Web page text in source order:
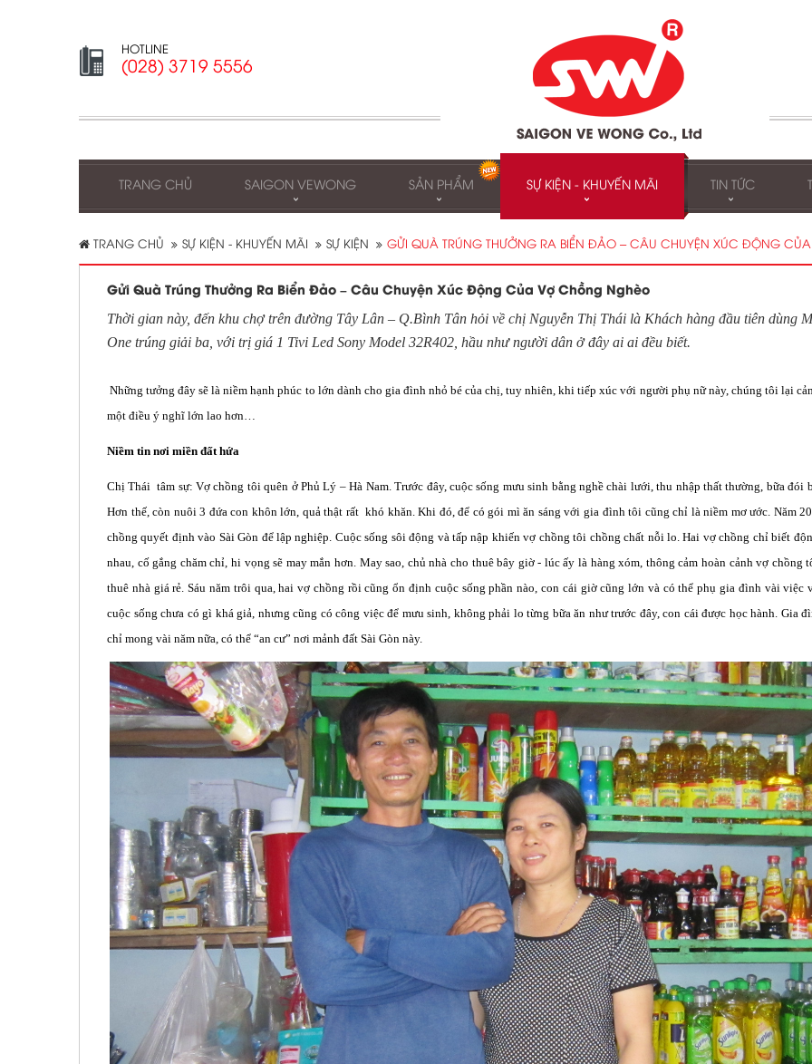
HOTLINE
(028) 3719 5556
TRANG CHỦ SAIGON VEWONG SẢN PHẨM SỰ KIỆN - KHUYẾN MÃI TIN TỨC
TRANG CHỦ SỰ KIỆN - KHUYẾN MÃI SỰ KIỆN GỬI QUÀ TRÚNG THƯỞNG RA BIỂN ĐẢO – CÂU CHUYỆN XÚC ĐỘNG
Gửi Quà Trúng Thưởng Ra Biển Đảo – Câu Chuyện Xúc Động Của Vợ Chồng Nghèo
Thời gian này, đến khu chợ trên đường Tây Lân – Q.Bình Tân hỏi về chị Nguyễn Thị Thái là Khách hàng đầu tiên dùng
One trúng giải ba, với trị giá 1 Tivi Led Sony Model 32R402, hầu như người dân ở đây ai ai đều biết.
Những tưởng đây sẽ là niềm hạnh phúc to lớn dành cho gia đình nhỏ bé của chị, tuy nhiên, khi tiếp xúc với người phụ nữ này, chúng tôi lại
một điều ý nghĩ lớn lao hơn…
Niềm tin nơi miền đất hứa
Chị Thái tâm sự: Vợ chồng tôi quên ở Phủ Lý – Hà Nam. Trước đây, cuộc sống mưu sinh bằng nghề chài lưới, thu nhập thất thường, bữa đói
Hơn thế, còn nuôi 3 đứa con khôn lớn, quả thật rất khó khăn. Khi đó, để có gói mì ăn sáng với gia đình tôi cũng chỉ là niềm mơ ước. Năm
chồng quyết định vào Sài Gòn để lập nghiệp. Cuộc sống sôi động và tấp nập khiến vợ chồng tôi chồng chất nỗi lo. Hai vợ chồng chỉ biết
nhau, cố gắng chăm chỉ, hi vọng sẽ may mắn hơn. May sao, chủ nhà cho thuê bây giờ - lúc ấy là hàng xóm, thông cảm hoàn cảnh vợ chồng
thuê nhà giá rẻ. Sáu năm trôi qua, hai vợ chồng rồi cũng ổn định cuộc sống phần nào, con cái giờ cũng lớn và có thể phụ gia đình vài việc
cuộc sống chưa có gì khá giả, nhưng cũng có công việc để mưu sinh, không phải lo từng bữa ăn như trước đây, con cái được học hành. Gia
chỉ mong vài năm nữa, có thể “an cư” nơi mảnh đất Sài Gòn này.